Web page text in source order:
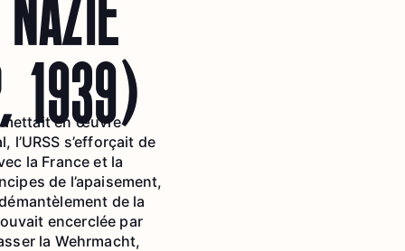
1939)
mettait en œuvre
l’URSS s’efforçait de
la France et la
de l’apaisement,
de la
encerclée par
la Wehrmacht,